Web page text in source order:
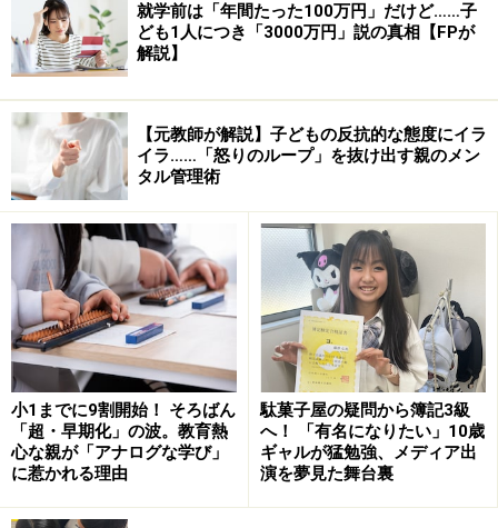
ネグレクトがネガティブな子育てというのは、当然なの
で、理解しやすいと思います。では「過保護」はどうで
しょうか？ネグレクトと同類にされるほど、悪いイメー
ジはないのではないでしょうか？
実は、この「虐待」「ネグレクト」「過保護」は、子ど
ものいじめに大きく関係しています。
親の子育ての仕方が、子どものいじめと関
わる⁉
イギリスの大学が、これまでに実施された70の研究をメ
就学前は「年間たった100万円」だけど……子
ども1人につき「3000万円」説の真相【FPが
解説】
【元教師が解説】子どもの反抗的な態度にイラ
イラ……「怒りのループ」を抜け出す親のメン
タル管理術
小1までに9割開始！ そろばん
「超・早期化」の波。教育熱
心な親が「アナログな学び」
に惹かれる理由
駄菓子屋の疑問から簿記3級
へ！ 「有名になりたい」10歳
ギャルが猛勉強、メディア出
演を夢見た舞台裏